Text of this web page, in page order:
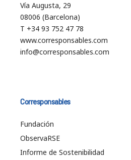
Vía Augusta, 29
08006 (Barcelona)
T +34 93 752 47 78
www.corresponsables.com
info@corresponsables.com
Corresponsables
Fundación
ObservaRSE
Informe de Sostenibilidad